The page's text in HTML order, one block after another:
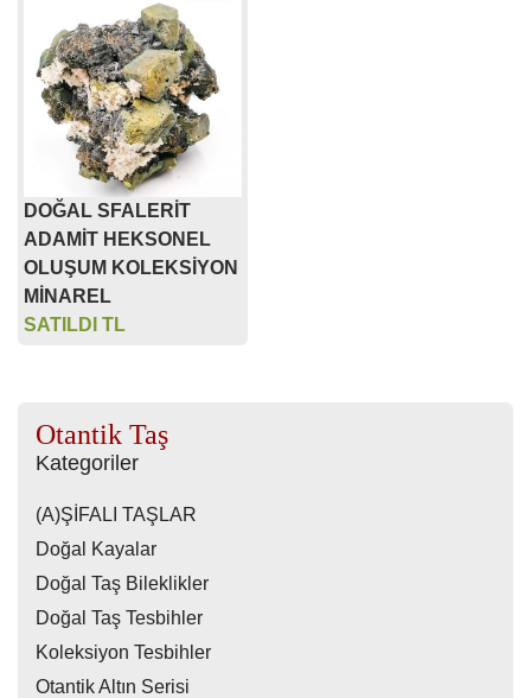
DOĞAL SFALERİT
ADAMİT HEKSONEL
OLUŞUM KOLEKSİYON
MİNAREL
SATILDI TL
Otantik Taş
Kategoriler
(A)ŞİFALI TAŞLAR
Doğal Kayalar
Doğal Taş Bileklikler
Doğal Taş Tesbihler
Koleksiyon Tesbihler
Otantik Altın Serisi